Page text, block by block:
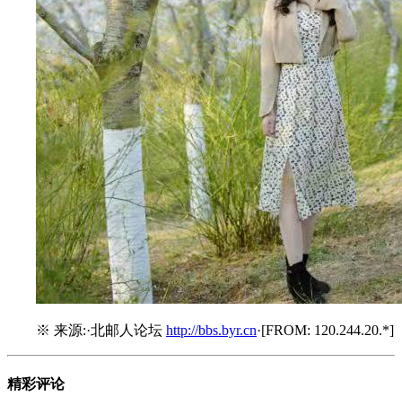
※ 来源:·北邮人论坛 http://bbs.byr.cn·[FROM: 120.244.20.*]
精彩评论